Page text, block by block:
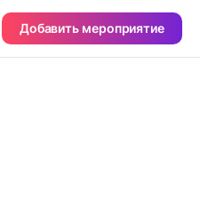
Добавить мероприятие